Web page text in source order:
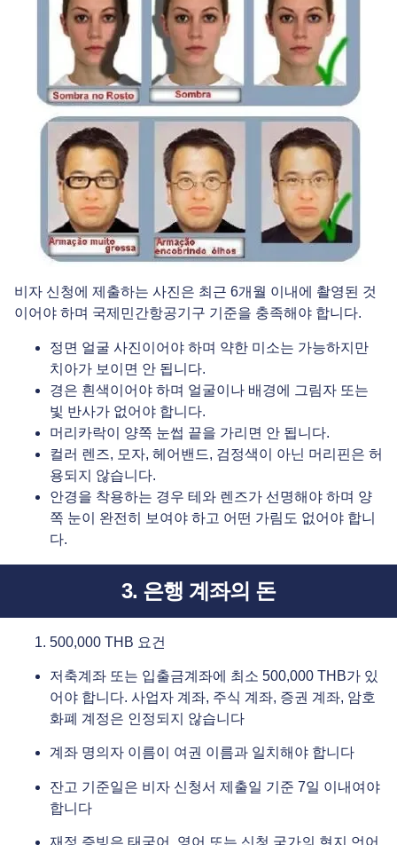
비자 신청에 제출하는 사진은 최근 6개월 이내에 촬영된 것
이어야 하며 국제민간항공기구 기준을 충족해야 합니다.
정면 얼굴 사진이어야 하며 약한 미소는 가능하지만
치아가 보이면 안 됩니다.
경은 흰색이어야 하며 얼굴이나 배경에 그림자 또는
빛 반사가 없어야 합니다.
머리카락이 양쪽 눈썹 끝을 가리면 안 됩니다.
컬러 렌즈, 모자, 헤어밴드, 검정색이 아닌 머리핀은 허
용되지 않습니다.
안경을 착용하는 경우 테와 렌즈가 선명해야 하며 양
쪽 눈이 완전히 보여야 하고 어떤 가림도 없어야 합니
다.
3. 은행 계좌의 돈
500,000 THB 요건
저축계좌 또는 입출금계좌에 최소 500,000 THB가 있
어야 합니다. 사업자 계좌, 주식 계좌, 증권 계좌, 암호
화폐 계정은 인정되지 않습니다
계좌 명의자 이름이 여권 이름과 일치해야 합니다
잔고 기준일은 비자 신청서 제출일 기준 7일 이내여야
합니다